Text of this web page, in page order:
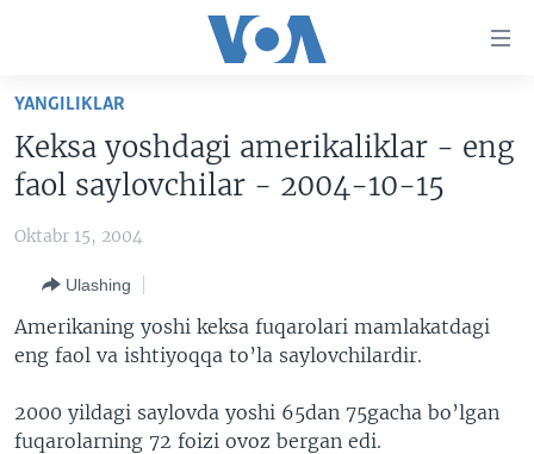
Boshiga
qayting
Qidiruvga
o'ting
AMERIKA
VATANDOSHLAR
MULTIMEDIA
XALQARO HAYOT
FACEBOOK
INGLIZ TILI DARSLARI
YANGILIKLAR
Keksa yoshdagi amerikaliklar - eng
faol saylovchilar - 2004-10-15
Oktabr 15, 2004
Ulashing
Amerikaning yoshi keksa fuqarolari mamlakatdagi
eng faol va ishtiyoqqa to’la saylovchilardir.
2000 yildagi saylovda yoshi 65dan 75gacha bo’lgan
fuqarolarning 72 foizi ovoz bergan edi.